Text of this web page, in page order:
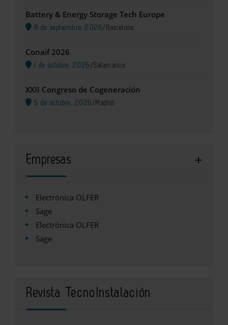
Battery & Energy Storage Tech Europe
8 de septiembre, 2026/ Barcelona
Conaif 2026
1 de octubre, 2026 /Salamanca
XXII Congreso de Cogeneración
5 de octubre, 2026 / Madrid
Empresas
Electrónica OLFER
Sage
Electrónica OLFER
Sage
Revista TecnoInstalación